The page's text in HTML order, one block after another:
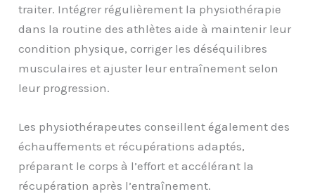
traiter. Intégrer régulièrement la physiothérapie
dans la routine des athlètes aide à maintenir leur
condition physique, corriger les déséquilibres
musculaires et ajuster leur entraînement selon
leur progression.
Les physiothérapeutes conseillent également des
échauffements et récupérations adaptés,
préparant le corps à l’effort et accélérant la
récupération après l’entraînement.